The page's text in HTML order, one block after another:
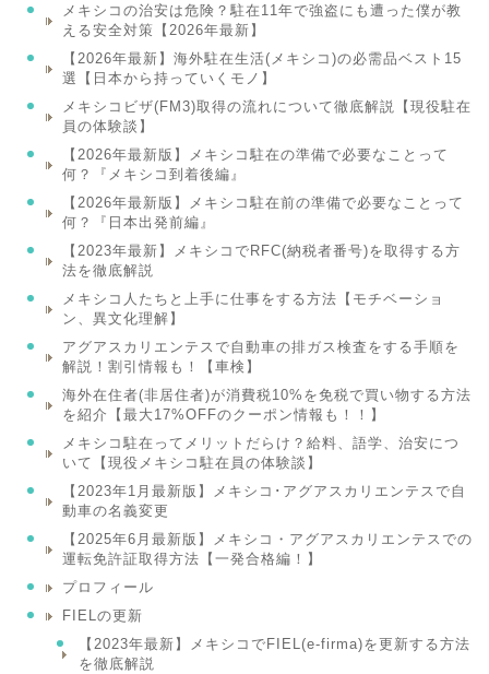
メキシコの治安は危険？駐在11年で強盗にも遭った僕が教
える安全対策【2026年最新】
【2026年最新】海外駐在生活(メキシコ)の必需品ベスト15
選【日本から持っていくモノ】
メキシコビザ(FM3)取得の流れについて徹底解説【現役駐在
員の体験談】
【2026年最新版】メキシコ駐在の準備で必要なことって
何？『メキシコ到着後編』
【2026年最新版】メキシコ駐在前の準備で必要なことって
何？『日本出発前編』
【2023年最新】メキシコでRFC(納税者番号)を取得する方
法を徹底解説
メキシコ人たちと上手に仕事をする方法【モチベーショ
ン、異文化理解】
アグアスカリエンテスで自動車の排ガス検査をする手順を
解説！割引情報も！【車検】
海外在住者(非居住者)が消費税10%を免税で買い物する方法
を紹介【最大17%OFFのクーポン情報も！！】
メキシコ駐在ってメリットだらけ？給料、語学、治安につ
いて【現役メキシコ駐在員の体験談】
【2023年1月最新版】メキシコ･アグアスカリエンテスで自
動車の名義変更
【2025年6月最新版】メキシコ・アグアスカリエンテスでの
運転免許証取得方法【一発合格編！】
プロフィール
FIELの更新
【2023年最新】メキシコでFIEL(e-firma)を更新する方法
を徹底解説